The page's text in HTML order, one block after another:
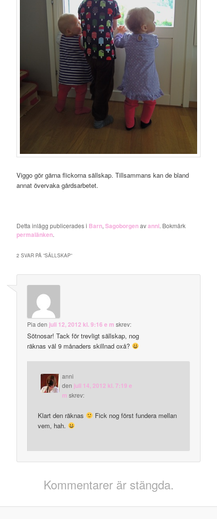
Viggo gör gärna flickorna sällskap. Tillsammans kan de bland
annat övervaka gårdsarbetet.
Detta inlägg publicerades i Barn,Sagoborgenavanni. Bokmärk
permalänken.
2 SVAR PÅ ”SÄLLSKAP”
Pia den juli 12, 2012 kl. 9:16 e m skrev:
Sötnosar! Tack för trevligt sällskap, nog
räknas väl 9 månaders skillnad oxå?
anni
den juli 14, 2012 kl. 7:19 e
m skrev:
Klart den räknas
Fick nog först fundera mellan
vem, hah.
Kommentarer är stängda.